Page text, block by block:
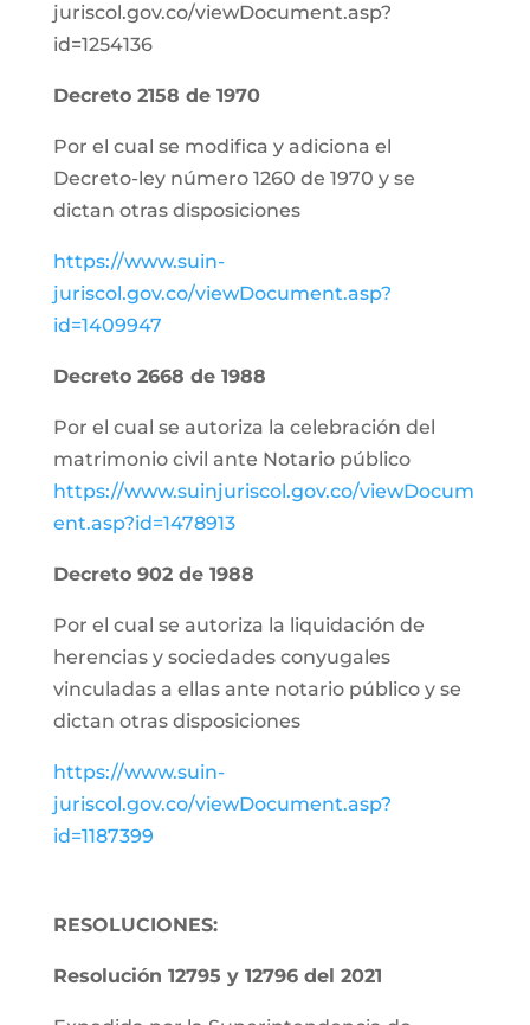
juriscol.gov.co/viewDocument.asp?
id=1254136
Decreto 2158 de 1970
Por el cual se modifica y adiciona el
Decreto-ley número 1260 de 1970 y se
dictan otras disposiciones
https://www.suin-
juriscol.gov.co/viewDocument.asp?
id=1409947
Decreto 2668 de 1988
Por el cual se autoriza la celebración del
matrimonio civil ante Notario público
https://www.suinjuriscol.gov.co/viewDocum
ent.asp?id=1478913
Decreto 902 de 1988
Por el cual se autoriza la liquidación de
herencias y sociedades conyugales
vinculadas a ellas ante notario público y se
dictan otras disposiciones
https://www.suin-
juriscol.gov.co/viewDocument.asp?
id=1187399
RESOLUCIONES:
Resolución 12795 y 12796 del 2021